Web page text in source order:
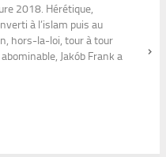
2018. Hérétique,
à l’islam puis au
hors-la-loi, tour à tour
Jakób Frank a